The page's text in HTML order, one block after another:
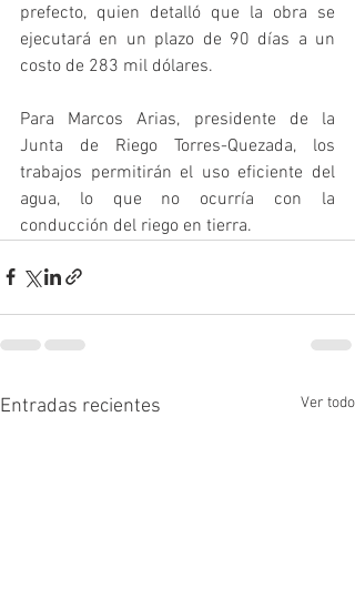
prefecto, quien detalló que la obra se
ejecutará en un plazo de 90 días a un
costo de 283 mil dólares.
Para Marcos Arias, presidente de la
Junta de Riego Torres-Quezada, los
trabajos permitirán el uso eficiente del
agua, lo que no ocurría con la
conducción del riego en tierra.
Entradas recientes Ver todo